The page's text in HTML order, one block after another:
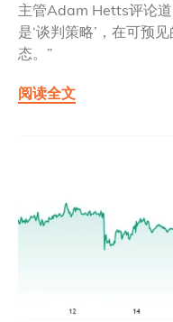
主管Adam Hetts评论
是‘谈判策略’，在可预
态。”
阅读全文